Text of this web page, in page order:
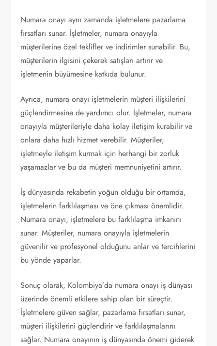
Numara onayı aynı zamanda işletmelere pazarlama
fırsatları sunar. İşletmeler, numara onayıyla
müşterilerine özel teklifler ve indirimler sunabilir. Bu,
müşterilerin ilgisini çekerek satışları artırır ve
işletmenin büyümesine katkıda bulunur.
Ayrıca, numara onayı işletmelerin müşteri ilişkilerini
güçlendirmesine de yardımcı olur. İşletmeler, numara
onayıyla müşterileriyle daha kolay iletişim kurabilir ve
onlara daha hızlı hizmet verebilir. Müşteriler,
işletmeyle iletişim kurmak için herhangi bir zorluk
yaşamazlar ve bu da müşteri memnuniyetini artırır.
İş dünyasında rekabetin yoğun olduğu bir ortamda,
işletmelerin farklılaşması ve öne çıkması önemlidir.
Numara onayı, işletmelere bu farklılaşma imkanını
sunar. Müşteriler, numara onayıyla işletmelerin
güvenilir ve profesyonel olduğunu anlar ve tercihlerini
bu yönde yaparlar.
Sonuç olarak, Kolombiya’da numara onayı iş dünyası
üzerinde önemli etkilere sahip olan bir süreçtir.
İşletmelere güven sağlar, pazarlama fırsatları sunar,
müşteri ilişkilerini güçlendirir ve farklılaşmalarını
sağlar. Numara onayının iş dünyasında önemi giderek